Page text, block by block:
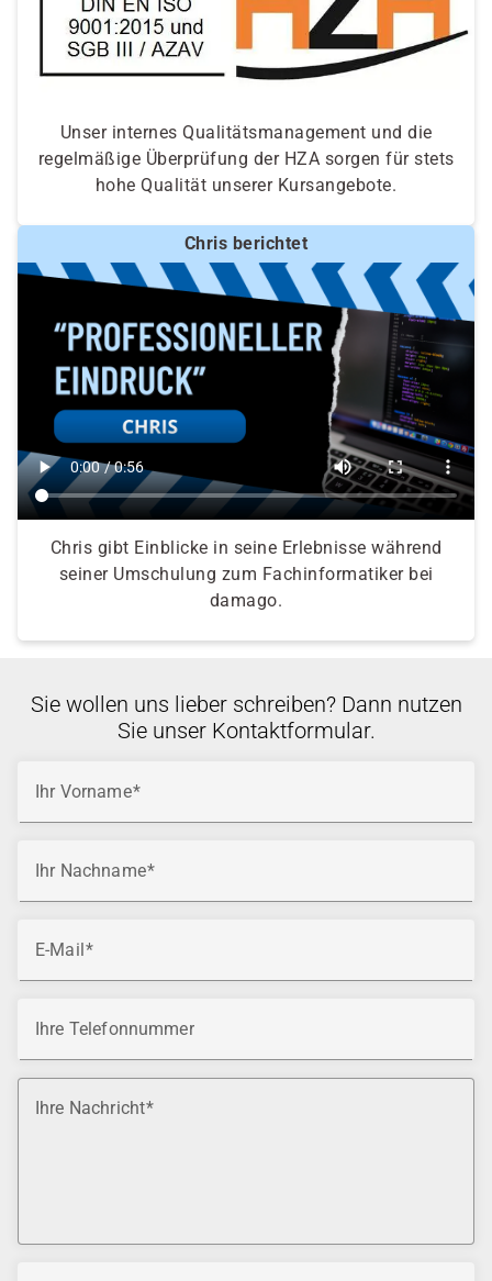
Unser internes Qualitätsmanagement und die
regelmäßige Überprüfung der HZA sorgen für stets
hohe Qualität unserer Kursangebote.
Chris berichtet
Chris gibt Einblicke in seine Erlebnisse während
seiner Umschulung zum Fachinformatiker bei
damago.
Sie wollen uns lieber schreiben? Dann nutzen
Sie unser Kontaktformular.
Ihr Vorname
Ihr Nachname
E-Mail
Ihre Telefonnummer
Ihre Nachricht